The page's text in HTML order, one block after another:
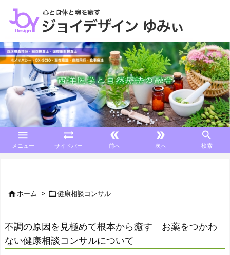

メニュー

サイドバー

前へ

次へ

検索
 ホーム > 健康相談コンサル
不調の原因を見極めて根本から癒す お薬をつかわ
ない健康相談コンサルについて